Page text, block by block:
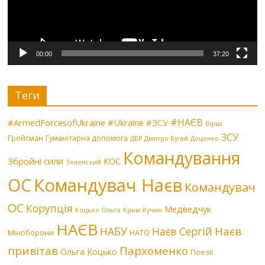
00:00 37:20
Теги
#ArmedForcesofUkraine #Ukraine #ЗСУ #НАЄВ Вірші
Гройсман Гуманітарна допомога ДБР Дмитро Бугай Доценко ЗСУ
Збройні сили Зеленский КОС Командування
ОС Командувач Наєв Командувач
ОС Корупція Коцько Ольга Крим Кучин Медведчук
Міноборони НАЄВ НАБУ НАТО Наєв Сергій Наєв
привітав Ольга Коцько Пархоменко Поезії